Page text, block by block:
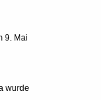
9. Mai
wurde